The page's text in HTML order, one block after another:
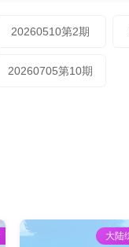
20260510第2期
20260705第10期
大陆